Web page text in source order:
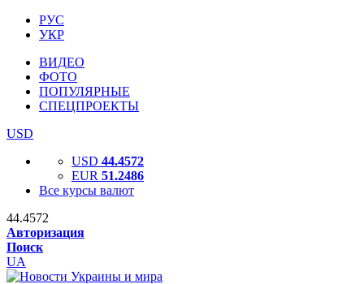
РУС
УКР
ВИДЕО
ФОТО
ПОПУЛЯРНЫЕ
СПЕЦПРОЕКТЫ
USD
USD 44.4572
EUR 51.2486
Все курсы валют
44.4572
Авторизация
Поиск
UA